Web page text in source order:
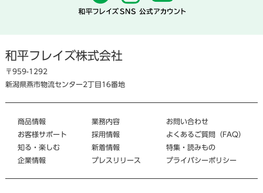
和平フレイズ株式会社
〒959-1292
新潟県燕市物流センター2丁目16番地
商品情報
お客様サポート
知る・楽しむ
企業情報
業務内容
採用情報
新着情報
プレスリリース
お問い合わせ
よくあるご質問（FAQ）
特集・読みもの
プライバシーポリシー